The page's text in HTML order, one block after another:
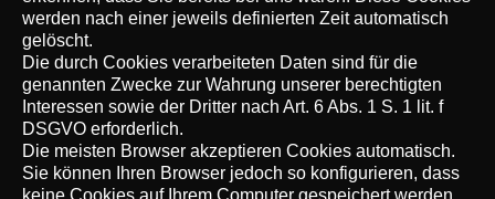
werden nach einer jeweils definierten Zeit automatisch
gelöscht.
Die durch Cookies verarbeiteten Daten sind für die
genannten Zwecke zur Wahrung unserer berechtigten
Interessen sowie der Dritter nach Art. 6 Abs. 1 S. 1 lit. f
DSGVO erforderlich.
Die meisten Browser akzeptieren Cookies automatisch.
Sie können Ihren Browser jedoch so konfigurieren, dass
keine Cookies auf Ihrem Computer gespeichert werden